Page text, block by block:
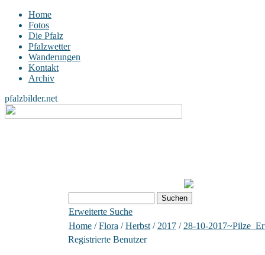
Home
Fotos
Die Pfalz
Pfalzwetter
Wanderungen
Kontakt
Archiv
pfalzbilder.net
Erweiterte Suche
Home /Flora /Herbst / 2017 / 28-10-
Registrierte Benutzer